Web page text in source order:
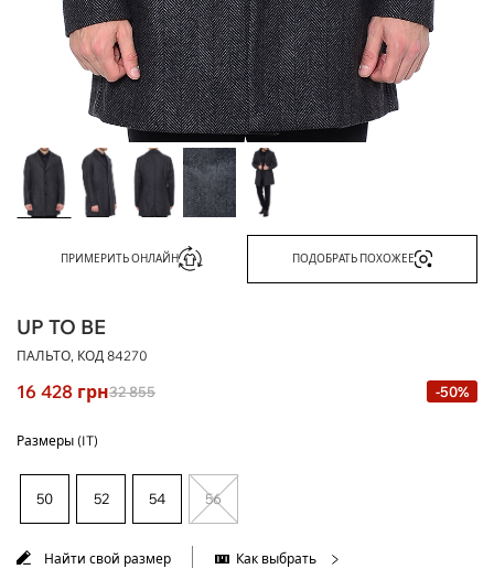
ПРИМЕРИТЬ ОНЛАЙН ПОДОБРАТЬ ПОХОЖЕЕ
UP TO BE
ПАЛЬТО, КОД 84270
16 428 грн32 855 -50%
Размеры (IT)
50 52 54 56
Найти свой размер Как выбрать